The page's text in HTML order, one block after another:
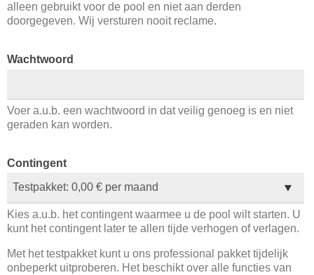
alleen gebruikt voor de pool en niet aan derden
doorgegeven. Wij versturen nooit reclame.
Wachtwoord
Voer a.u.b. een wachtwoord in dat veilig genoeg is en niet
geraden kan worden.
Contingent
Kies a.u.b. het contingent waarmee u de pool wilt starten. U
kunt het contingent later te allen tijde verhogen of verlagen.
Met het testpakket kunt u ons professional pakket tijdelijk
onbeperkt uitproberen. Het beschikt over alle functies van